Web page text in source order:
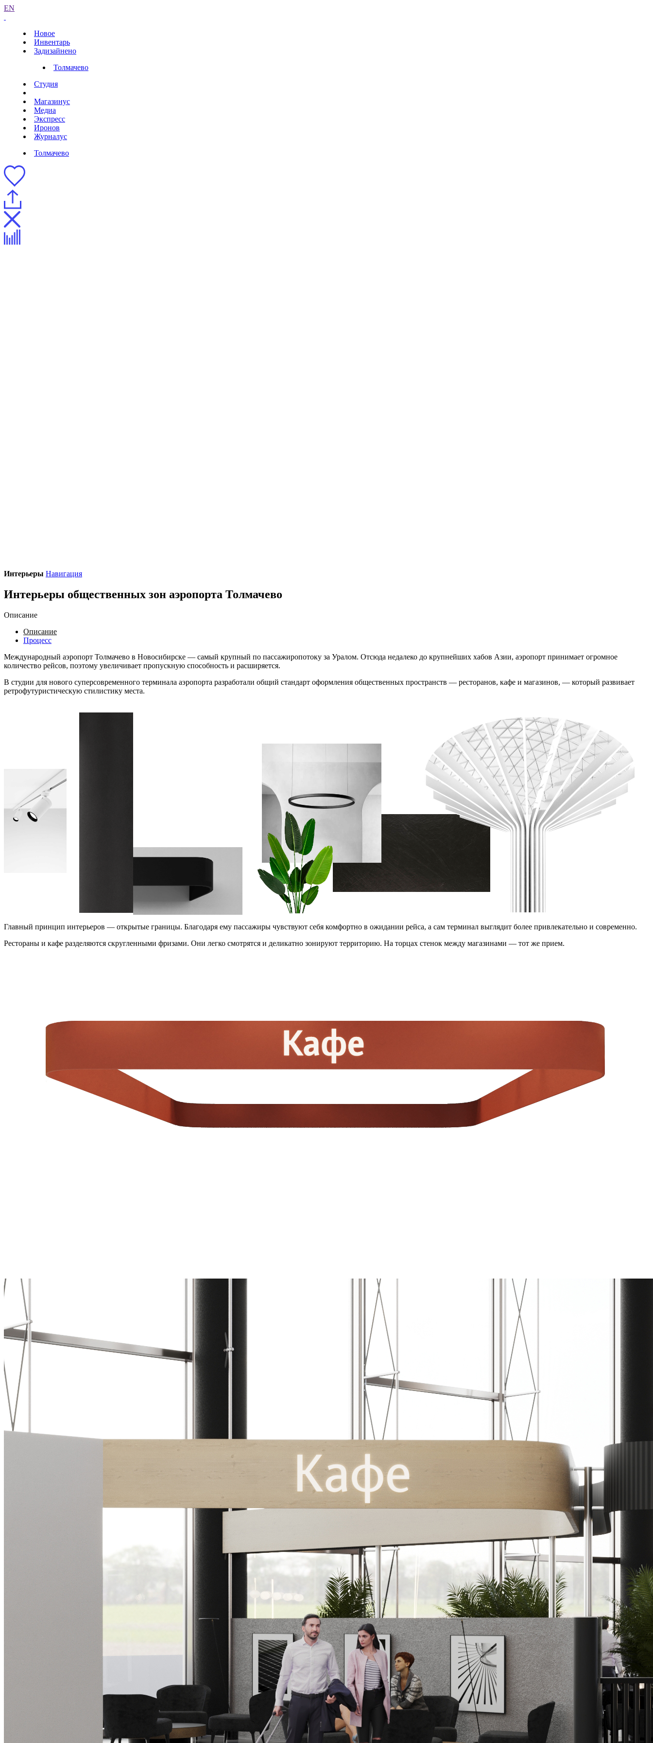
EN
Новое
Инвентарь
Задизайнено
Толмачево
Студия
Магазинус
Медиа
Экспресс
Иронов
Журналус
Толмачево
Интерьеры Навигация
Интерьеры общественных зон аэропорта Толмачево
Описание
Описание
Процесс
Международный аэропорт Толмачево в Новосибирске — самый крупный по пассажиропотоку за Уралом. Отсюда недалеко до крупнейших хабов Азии, аэропорт принимает огромное
количество рейсов, поэтому увеличивает пропускную способность и расширяется.
В студии для нового суперсовременного терминала аэропорта разработали общий стандарт оформления общественных пространств — ресторанов, кафе и магазинов, — который развивает
ретрофутуристическую стилистику места.
Главный принцип интерьеров — открытые границы. Благодаря ему пассажиры чувствуют себя комфортно в ожидании рейса, а сам терминал выглядит более привлекательно и современно.
Рестораны и кафе разделяются скругленными фризами. Они легко смотрятся и деликатно зонируют территорию. На торцах стенок между магазинами — тот же прием.